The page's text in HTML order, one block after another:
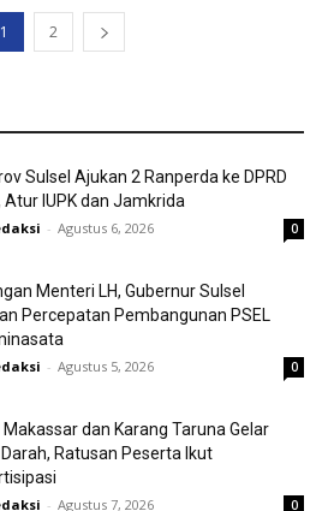
1 2
Sulsel Ajukan 2 Ranperda ke DPRD
Atur IUPK dan Jamkrida
- Agustus 6, 2026 0
Menteri LH, Gubernur Sulsel
Percepatan Pembangunan PSEL
- Agustus 5, 2026 0
Makassar dan Karang Taruna Gelar
Darah, Ratusan Peserta Ikut
- Agustus 7, 2026 0